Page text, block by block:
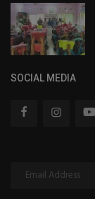
SOCIAL MEDIA